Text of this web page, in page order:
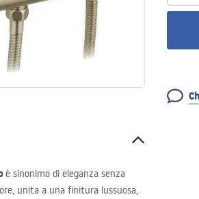
è sinonimo di eleganza senza
unita a una finitura lussuosa,